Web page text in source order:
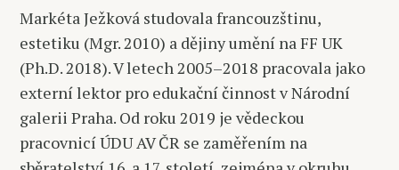
Markéta Ježková studovala francouzštinu,
estetiku (Mgr. 2010) a dějiny umění na FF UK
(Ph.D. 2018). V letech 2005–2018 pracovala jako
externí lektor pro edukační činnost v Národní
galerii Praha. Od roku 2019 je vědeckou
pracovnicí ÚDU AV ČR se zaměřením na